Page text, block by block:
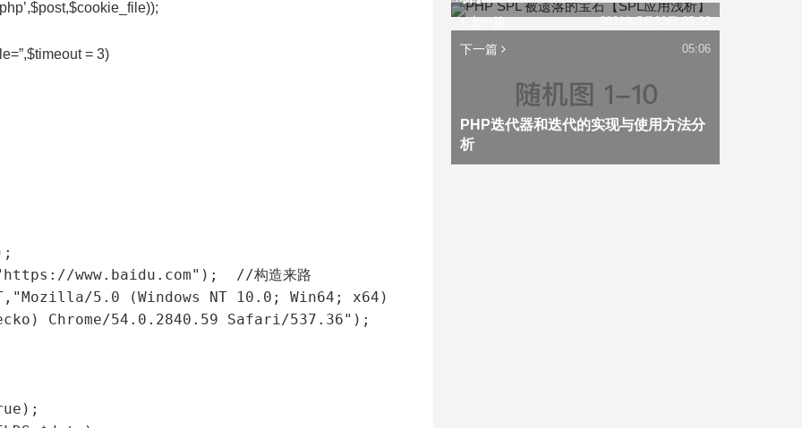
= 3)
www.baidu.com");  //构造来路
5.0 (Windows NT 10.0; Win64; x64)
Chrome/54.0.2840.59 Safari/537.36");
上一篇 2021年5月22日 05:22
下一篇
PHP迭代器和迭代的实现与使用方法分
析
05:06